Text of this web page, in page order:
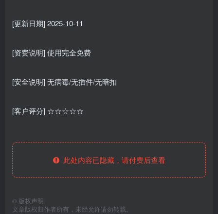
[更新日期] 2025-10-11
[资费说明] 使用完全免费
[安全说明] 无病毒/无插件/无暗扣
[客户评分] ☆☆☆☆☆
此处内容已隐藏，请付费后查看
© 版权声明
文章版权归作者所有，未经允许请勿转载。